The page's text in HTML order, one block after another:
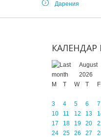
Дарения
КАЛЕНДАР
August
2026
M
T W T F
3
4 5 6 7
10
11 12 13
17
18 19 20
24
25 26 27